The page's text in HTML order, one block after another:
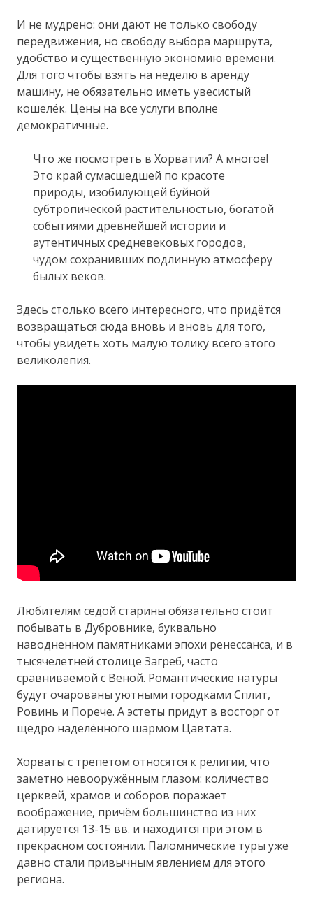
И не мудрено: они дают не только свободу
передвижения, но свободу выбора маршрута,
удобство и существенную экономию времени.
Для того чтобы взять на неделю в аренду
машину, не обязательно иметь увесистый
кошелёк. Цены на все услуги вполне
демократичные.
Что же посмотреть в Хорватии? А многое!
Это край сумасшедшей по красоте
природы, изобилующей буйной
субтропической растительностью, богатой
событиями древнейшей истории и
аутентичных средневековых городов,
чудом сохранивших подлинную атмосферу
былых веков.
Здесь столько всего интересного, что придётся
возвращаться сюда вновь и вновь для того,
чтобы увидеть хоть малую толику всего этого
великолепия.
Любителям седой старины обязательно стоит
побывать в Дубровнике, буквально
наводненном памятниками эпохи ренессанса, и в
тысячелетней столице Загреб, часто
сравниваемой с Веной. Романтические натуры
будут очарованы уютными городками Сплит,
Ровинь и Порече. А эстеты придут в восторг от
щедро наделённого шармом Цавтата.
Хорваты с трепетом относятся к религии, что
заметно невооружённым глазом: количество
церквей, храмов и соборов поражает
воображение, причём большинство из них
датируется 13-15 вв. и находится при этом в
прекрасном состоянии. Паломнические туры уже
давно стали привычным явлением для этого
региона.